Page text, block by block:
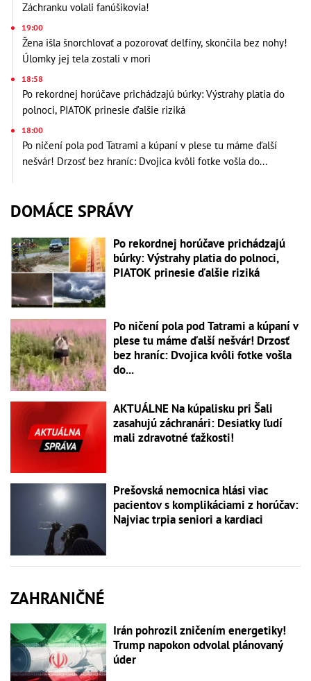
Záchranku volali fanúšikovia!
19:00
Žena išla šnorchlovať a pozorovať delfíny, skončila bez nohy!
Úlomky jej tela zostali v mori
18:58
Po rekordnej horúčave prichádzajú búrky: Výstrahy platia do
polnoci, PIATOK prinesie ďalšie riziká
18:00
Po ničení pola pod Tatrami a kúpaní v plese tu máme ďalší
nešvár! Drzosť bez hraníc: Dvojica kvôli fotke vošla do...
DOMÁCE SPRÁVY
Po rekordnej horúčave prichádzajú
búrky: Výstrahy platia do polnoci,
PIATOK prinesie ďalšie riziká
Po ničení pola pod Tatrami a kúpaní v
plese tu máme ďalší nešvár! Drzosť
bez hraníc: Dvojica kvôli fotke vošla
do...
AKTUÁLNE Na kúpalisku pri Šali
zasahujú záchranári: Desiatky ľudí
mali zdravotné ťažkosti!
Prešovská nemocnica hlási viac
pacientov s komplikáciami z horúčav:
Najviac trpia seniori a kardiaci
ZAHRANIČNÉ
Irán pohrozil zničením energetiky!
Trump napokon odvolal plánovaný
úder